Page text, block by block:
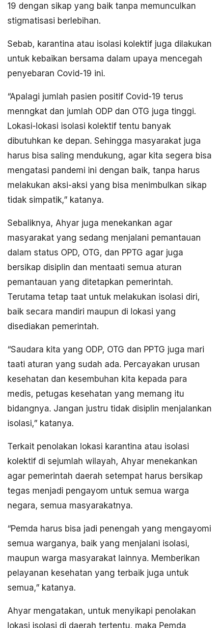
19 dengan sikap yang baik tanpa memunculkan
stigmatisasi berlebihan.
Sebab, karantina atau isolasi kolektif juga dilakukan
untuk kebaikan bersama dalam upaya mencegah
penyebaran Covid-19 ini.
“Apalagi jumlah pasien positif Covid-19 terus
menngkat dan jumlah ODP dan OTG juga tinggi.
Lokasi-lokasi isolasi kolektif tentu banyak
dibutuhkan ke depan. Sehingga masyarakat juga
harus bisa saling mendukung, agar kita segera bisa
mengatasi pandemi ini dengan baik, tanpa harus
melakukan aksi-aksi yang bisa menimbulkan sikap
tidak simpatik,” katanya.
Sebaliknya, Ahyar juga menekankan agar
masyarakat yang sedang menjalani pemantauan
dalam status OPD, OTG, dan PPTG agar juga
bersikap disiplin dan mentaati semua aturan
pemantauan yang ditetapkan pemerintah.
Terutama tetap taat untuk melakukan isolasi diri,
baik secara mandiri maupun di lokasi yang
disediakan pemerintah.
“Saudara kita yang ODP, OTG dan PPTG juga mari
taati aturan yang sudah ada. Percayakan urusan
kesehatan dan kesembuhan kita kepada para
medis, petugas kesehatan yang memang itu
bidangnya. Jangan justru tidak disiplin menjalankan
isolasi,” katanya.
Terkait penolakan lokasi karantina atau isolasi
kolektif di sejumlah wilayah, Ahyar menekankan
agar pemerintah daerah setempat harus bersikap
tegas menjadi pengayom untuk semua warga
negara, semua masyarakatnya.
“Pemda harus bisa jadi penengah yang mengayomi
semua warganya, baik yang menjalani isolasi,
maupun warga masyarakat lainnya. Memberikan
pelayanan kesehatan yang terbaik juga untuk
semua,” katanya.
Ahyar mengatakan, untuk menyikapi penolakan
lokasi isolasi di daerah tertentu, maka Pemda